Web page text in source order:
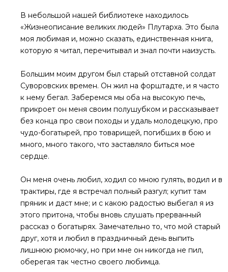
В небольшой нашей библиотеке находилось
«Жизнеописание великих людей» Плутарха. Это была
моя любимая и, можно сказать, единственная книга,
которую я читал, перечитывал и знал почти наизусть.
Большим моим другом был старый отставной солдат
Суворовских времен. Он жил на форштадте, и я часто
к нему бегал. Заберемся мы оба на высокую печь,
прикроет он меня своим полушубком и рассказывает
без конца про свои походы и удаль молодецкую, про
чудо-богатырей, про товарищей, погибших в бою и
много, много такого, что заставляло биться мое
сердце.
Он меня очень любил, ходил со мною гулять, водил и в
трактиры, где я встречал полный разгул; купит там
пряник и даст мне; и с какою радостью выбегал я из
этого притона, чтобы вновь слушать прерванный
рассказ о богатырях. Замечательно то, что мой старый
друг, хотя и любил в праздничный день выпить
лишнюю рюмочку, но при мне он никогда не пил,
оберегая так честно своего любимца.